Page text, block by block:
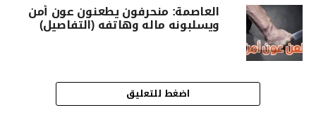
العاصمة: منحرفون يطعنون عون أمن
ويسلبونه ماله وهاتفه (التفاصيل)
اضغط للتعليق